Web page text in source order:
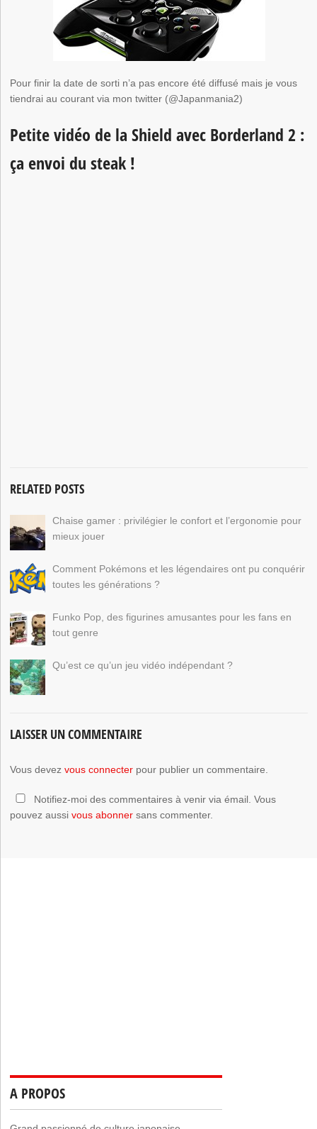
Pour finir la date de sorti n’a pas encore été diffusé mais je vous
tiendrai au courant via mon twitter (@Japanmania2)
Petite vidéo de la Shield avec Borderland 2 :
ça envoi du steak !
RELATED POSTS
Chaise gamer : privilégier le confort et l’ergonomie pour
mieux jouer
Comment Pokémons et les légendaires ont pu conquérir
toutes les générations ?
Funko Pop, des figurines amusantes pour les fans en
tout genre
Qu’est ce qu’un jeu vidéo indépendant ?
LAISSER UN COMMENTAIRE
Vous devezvous connecter pour publier un commentaire.
Notifiez-moi des commentaires à venir via émail. Vous
pouvez aussivous abonner sans commenter.
A PROPOS